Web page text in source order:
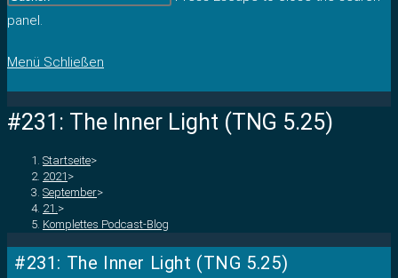
panel.
Menü Schließen
#231: The Inner Light (TNG 5.25)
Startseite>
2021 >
September>
21. >
Komplettes Podcast-Blog
#231: The Inner Light (TNG 5.25)